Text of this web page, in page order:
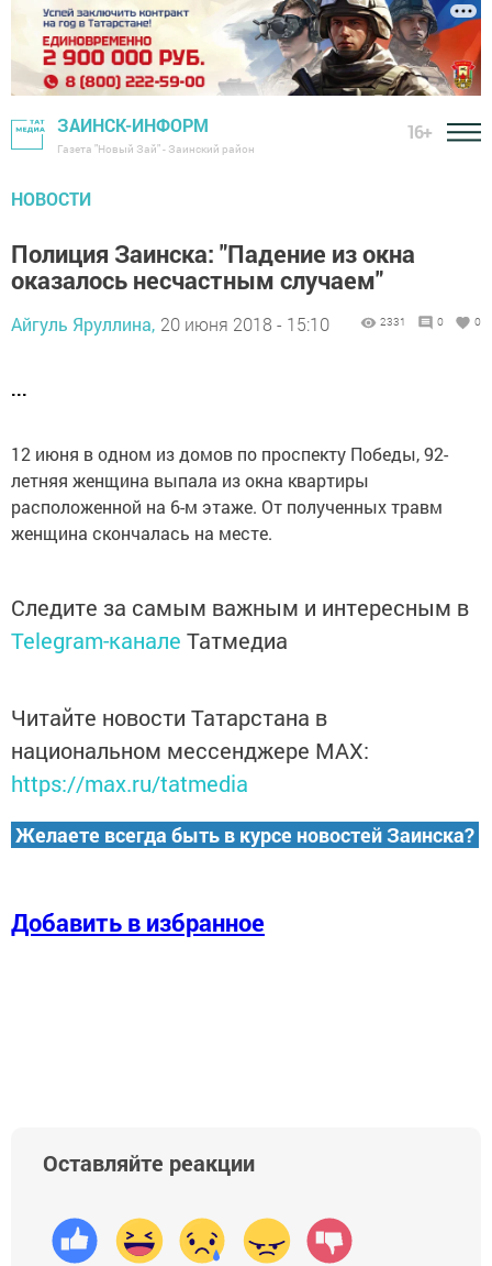
ЗАИНСК-ИНФОРМ
Газета "Новый Зай" - Заинский район
16+
НОВОСТИ
Полиция Заинска: "Падение из окна
оказалось несчастным случаем"
Айгуль Яруллина, 20 июня 2018 - 15:10 2331 0 0
...
12 июня в одном из домов по проспекту Победы, 92-
летняя женщина выпала из окна квартиры
расположенной на 6-м этаже. От полученных травм
женщина скончалась на месте.
Следите за самым важным и интересным в
Telegram-канале Татмедиа
Читайте новости Татарстана в
национальном мессенджере MАХ:
https://max.ru/tatmedia
Желаете всегда быть в курсе новостей Заинска?
Добавить в избранное
Оставляйте реакции